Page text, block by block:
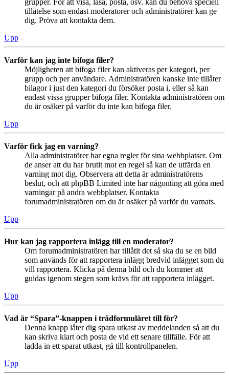
grupper. För att visa, läsa, posta, osv. kan du behöva speciell
tillåtelse som endast moderatorer och administratörer kan ge
dig. Pröva att kontakta dem.
Upp
Varför kan jag inte bifoga filer?
Möjligheten att bifoga filer kan aktiveras per kategori, per
grupp och per användare. Administratören kanske inte tillåter
bilagor i just den kategori du försöker posta i, eller så kan
endast vissa grupper bifoga filer. Kontakta administratören om
du är osäker på varför du inte kan bifoga filer.
Upp
Varför fick jag en varning?
Alla administratörer har egna regler för sina webbplatser. Om
de anser att du har brutit mot en regel så kan de utfärda en
varning mot dig. Observera att detta är administratörens
beslut, och att phpBB Limited inte har någonting att göra med
varningar på andra webbplatser. Kontakta
forumadministratören om du är osäker på varför du varnats.
Upp
Hur kan jag rapportera inlägg till en moderator?
Om forumadministratören har tillåtit det så ska du se en bild
som används för att rapportera inlägg bredvid inlägget som du
vill rapportera. Klicka på denna bild och du kommer att
guidas igenom stegen som krävs för att rapportera inlägget.
Upp
Vad är “Spara”-knappen i trådformuläret till för?
Denna knapp låter dig spara utkast av meddelanden så att du
kan skriva klart och posta de vid ett senare tillfälle. För att
ladda in ett sparat utkast, gå till kontrollpanelen.
Upp